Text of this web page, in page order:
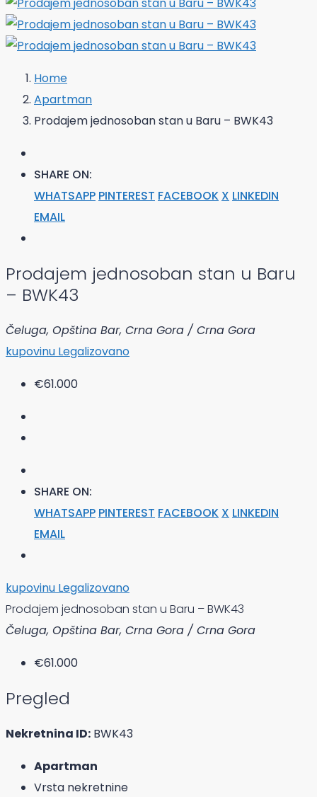
Home
Apartman
Prodajem jednosoban stan u Baru – BWK43
SHARE ON:
WHATSAPP PINTEREST FACEBOOK X LINKEDIN
EMAIL
Prodajem jednosoban stan u Baru
– BWK43
Čeluga, Opština Bar, Crna Gora / Crna Gora
kupovinu Legalizovano
€61.000
SHARE ON:
WHATSAPP PINTEREST FACEBOOK X LINKEDIN
EMAIL
kupovinu Legalizovano
Prodajem jednosoban stan u Baru – BWK43
Čeluga, Opština Bar, Crna Gora / Crna Gora
€61.000
Pregled
Nekretnina ID: BWK43
Apartman
Vrsta nekretnine